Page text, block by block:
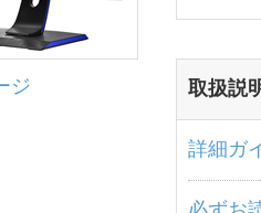
ジ 取扱説
詳細ガ